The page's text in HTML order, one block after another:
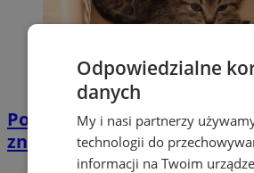
Poszukiwany właściciel
znalezionego przez Urząd
Odpowiedzialne
danych
My i nasi partnerzy
technologii do
informacji na Twoim